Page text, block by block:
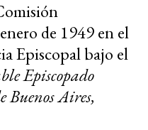
de 1949 en el
Episcopal bajo el
Episcopado
Aires,